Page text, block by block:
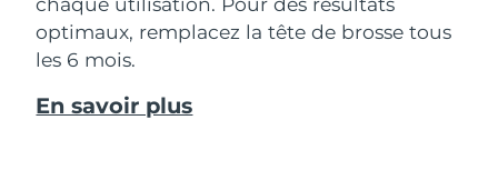
optimaux, remplacez la tête de brosse tous
les 6 mois.
En savoir plus